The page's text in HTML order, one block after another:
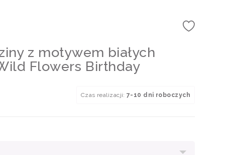
z motywem białych
Flowers Birthday
Czas realizacji: 7-10 dni roboczych